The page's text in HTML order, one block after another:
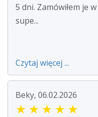
5 dni. Zamówiłem je
supe...
Czytaj więcej ...
Beky, 06.02.2026
★ ★ ★ ★ ★